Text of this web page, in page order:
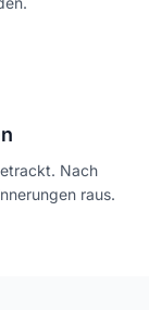
Nach
raus.